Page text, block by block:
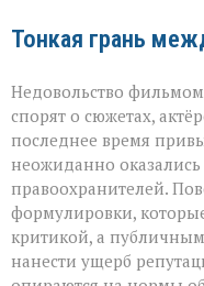
Тонкая грань
Недовольство
спорят о сюжетах,
последнее время
неожиданно
правоохранителей.
формулировки,
критикой, а
нанести ущерб